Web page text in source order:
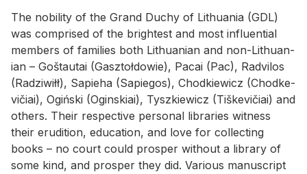
The no­bil­ity of the Grand Duchy of Lithua­nia (GDL)
was com­prised of the bright­est and most in­flu­en­tial
mem­bers of fam­i­lies both Lithuan­ian and non-Lithuan­
ian – Goš­tau­tai (Gasz­toł­dowie), Pacai (Pac), Radvi­los
(Radzi­wiłł), Sapieha (Sapie­gos), Chod­kiewicz (Chod­ke­
vičiai), Ogiński (Ogin­skiai), Tyszkiewicz (Tiške­vičiai) and
oth­ers. Their re­spec­tive per­sonal li­braries wit­ness
their eru­di­tion, ed­u­ca­tion, and love for col­lect­ing
books – no court could pros­per with­out a li­brary of
some kind, and pros­per they did. Var­i­ous man­u­script